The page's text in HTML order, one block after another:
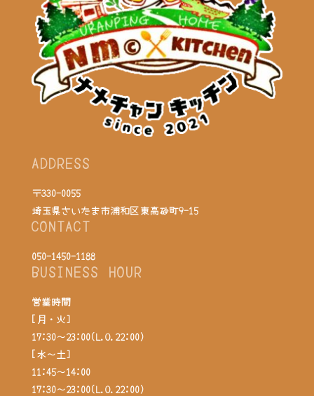
ADDRESS
〒330-0055
埼玉県さいたま市浦和区東高砂町9-15
CONTACT
050-1450-1188
BUSINESS HOUR
営業時間
[月・火]
17:30～23:00(L.O.22:00)
[水～土]
11:45～14:00
17:30～23:00(L.O.22:00)